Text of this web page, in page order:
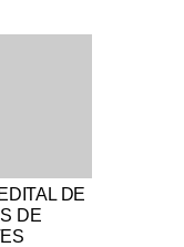
DE
DE